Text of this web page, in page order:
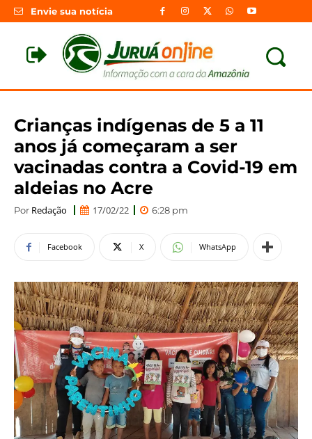
Envie sua notícia
Crianças indígenas de 5 a 11
anos já começaram a ser
vacinadas contra a Covid-19 em
aldeias no Acre
Por Redação 17/02/22 6:28 pm
Facebook X WhatsApp